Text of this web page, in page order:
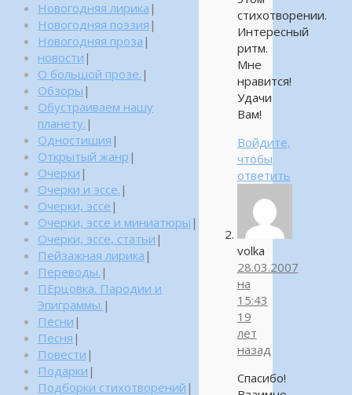
стихотворении.
Интересный
ритм.
Мне
нравится!
Удачи
Вам!
Войдите,
чтобы
ответить
volka
28.03.2007
на
15:43
19
лет
назад
Спасибо!
Новогодняя лирика |
Новогодняя поэзия |
Новогодняя проза |
новости |
О большой прозе. |
Обзоры |
Обустраиваем нашу
планету. |
Одностишия |
Открытый жанр |
Очерки |
Очерки и эссе. |
Очерки, эссе |
Очерки, эссе и миниатюры |
Очерки, эссе, статьи |
Пейзажная лирика |
Переводы. |
ПЕрцовка. Пародии и
Эпиграммы. |
Песни |
Песня |
Повести |
Подарки |
Подборки стихотворений |